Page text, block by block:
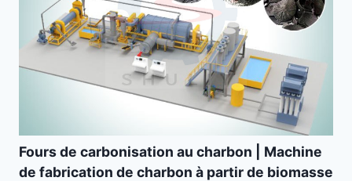
Fours de carbonisation au charbon | Machine
de fabrication de charbon à partir de biomasse